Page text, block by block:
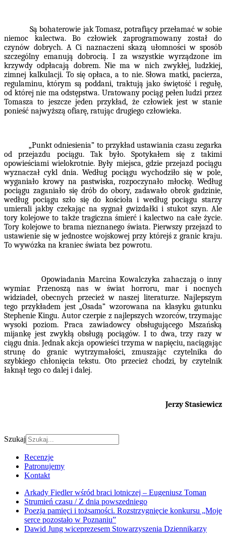
Są bohaterowie jak Tomasz, potrafiący przełamać w sobie
niemoc kalectwa. Bo człowiek zaprogramowany został do
czynów dobrych. A Ci naznaczeni skazą ułomności w sposób
szczególny emanują dobrocią. I za wszystkie wyrządzone im
krzywdy odpłacają dobrem. Nie ma w nich zwykłej, ludzkiej,
zimnej kalkulacji. To się opłaca, a to nie. Słowa matki, pacierza,
regulaminu, którym są poddani, traktują jako świętość i regułę,
od której nie ma odstępstwa. Uratowany pociąg pełen ludzi przez
Tomasza to jeszcze jeden przykład, że człowiek jest w stanie
ponieść najwyższą ofiarę, ratując drugiego człowieka.
„Punkt odniesienia” to przykład ustawiania czasu zegarka
od przejazdu pociągu. Tak było. Spotykałem się z takimi
opowieściami wielokrotnie. Były miejsca, gdzie przejazd pociągu
wyznaczał cykl dnia. Według pociągu wychodziło się w pole,
wyganiało krowy na pastwiska, rozpoczynało młockę. Według
pociągu zaganiało się drób do obory, zadawało obrok gadzinie,
według pociągu szło się do kościoła i według pociągu starzy
umierali jakby czekając na sygnał gwizdałki i stukot szyn. Ale
tory kolejowe to także tragiczna śmierć i kalectwo na całe życie.
Tory kolejowe to brama nieznanego świata. Pierwszy przejazd to
ustawienie się w jednostce wojskowej przy którejś z granic kraju.
To wywózka na kraniec świata bez powrotu.
Opowiadania Marcina Kowalczyka zahaczają o inny
wymiar. Przenoszą nas w świat horroru, mar i nocnych
widziadeł, obecnych przecież w naszej literaturze. Najlepszym
tego przykładem jest „Osada” wzorowana na klasyku gatunku
Stephenie Kingu. Autor czerpie z najlepszych wzorców, trzymając
wysoki poziom. Praca zawiadowcy obsługującego Mszańską
mijankę jest zwykłą obsługą pociągów. I to dwa, trzy razy w
ciągu dnia. Jednak akcja opowieści trzyma w napięciu, naciągając
strunę do granic wytrzymałości, zmuszając czytelnika do
szybkiego chłonięcia tekstu. Oto przecież chodzi, by czytelnik
łaknął tego co dalej i dalej.
Jerzy Stasiewicz
Szukaj
Recenzje
Patronujemy
Kontakt
Arkady Fiedler wśród braci lotniczej – Eugeniusz Toman
Strumień czasu / Z dnia powszedniego
Poezja pamięci i tożsamości. Rozstrzygnięcie konkursu „Moje
serce pozostało w Poznaniu”
Dawid Jung wiceprezesem Stowarzyszenia Dziennikarzy